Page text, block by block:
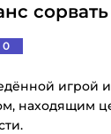
0
игрой
находящим